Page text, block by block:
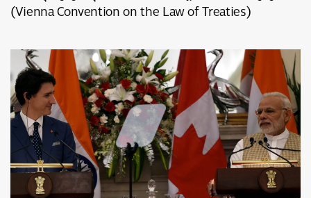
(Vienna Convention on the Law of Treaties)